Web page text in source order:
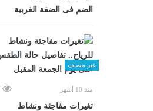
الضم فى الضفة الغربية
غير مصنف
منذ 10 أشهر
تغيرات مفاجئة ونشاط